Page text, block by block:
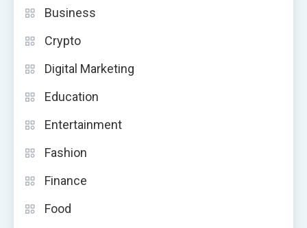
Business
Crypto
Digital Marketing
Education
Entertainment
Fashion
Finance
Food